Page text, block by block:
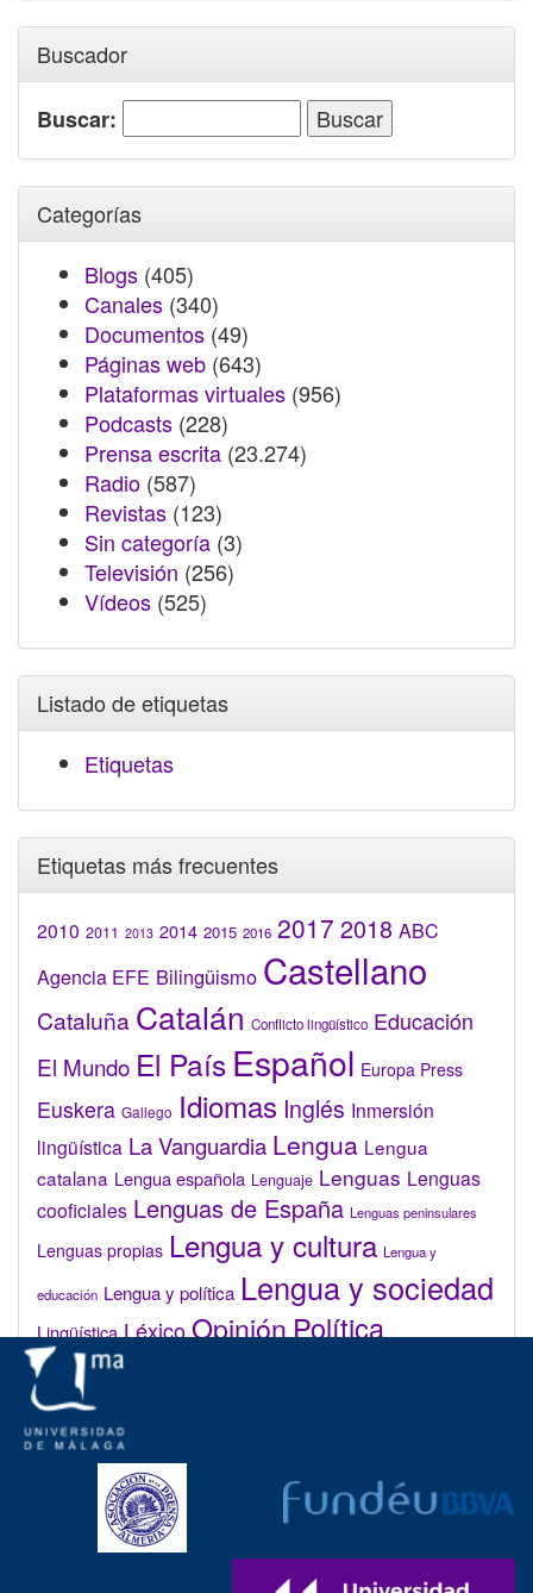
Buscador
Buscar:
Categorías
Blogs (405)
Canales (340)
Documentos (49)
Páginas web (643)
Plataformas virtuales (956)
Podcasts (228)
Prensa escrita (23.274)
Radio (587)
Revistas (123)
Sin categoría (3)
Televisión (256)
Vídeos (525)
Listado de etiquetas
Etiquetas
Etiquetas más frecuentes
2010 2011 2013 2014 2015 2016 2017 2018 ABC
Agencia EFE Bilingüismo Castellano
Cataluña Catalán Conflicto lingüístico Educación
El Mundo El País Español Europa Press
Euskera Gallego Idiomas Inglés Inmersión
lingüística La Vanguardia Lengua Lengua
catalana Lengua española Lenguaje Lenguas Lenguas
cooficiales Lenguas de España Lenguas peninsulares
Lenguas propias Lengua y cultura Lengua y
educación Lengua y política Lengua y sociedad
Lingüística LéxicoOpiniónPolítica
lingüística
Valenciano
Administrar